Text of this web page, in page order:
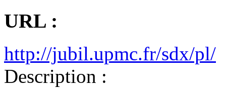
URL :
http://jubil.upmc.fr/sdx/pl/
Description :